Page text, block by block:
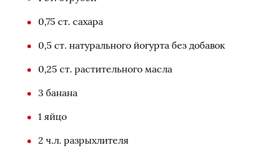
0,75 ст. сахара
0,5 ст. натурального йогурта без добавок
0,25 ст. растительного масла
3 банана
1 яйцо
2 ч.л. разрыхлителя